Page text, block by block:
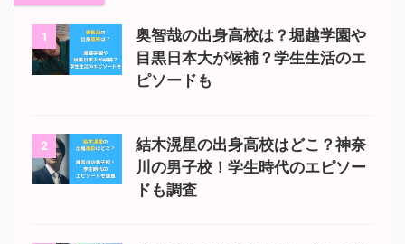
1
奥智哉の出身高校は？堀越学園や
目黒日本大が候補？学生生活のエ
ピソードも
2
結木滉星の出身高校はどこ？神奈
川の男子校！学生時代のエピソー
ドも調査